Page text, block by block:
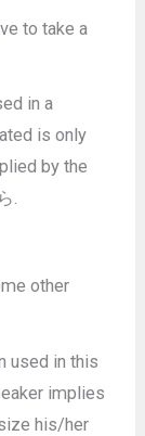
to take a
in a
is only
by the
.
other
used in this
implies
his/her